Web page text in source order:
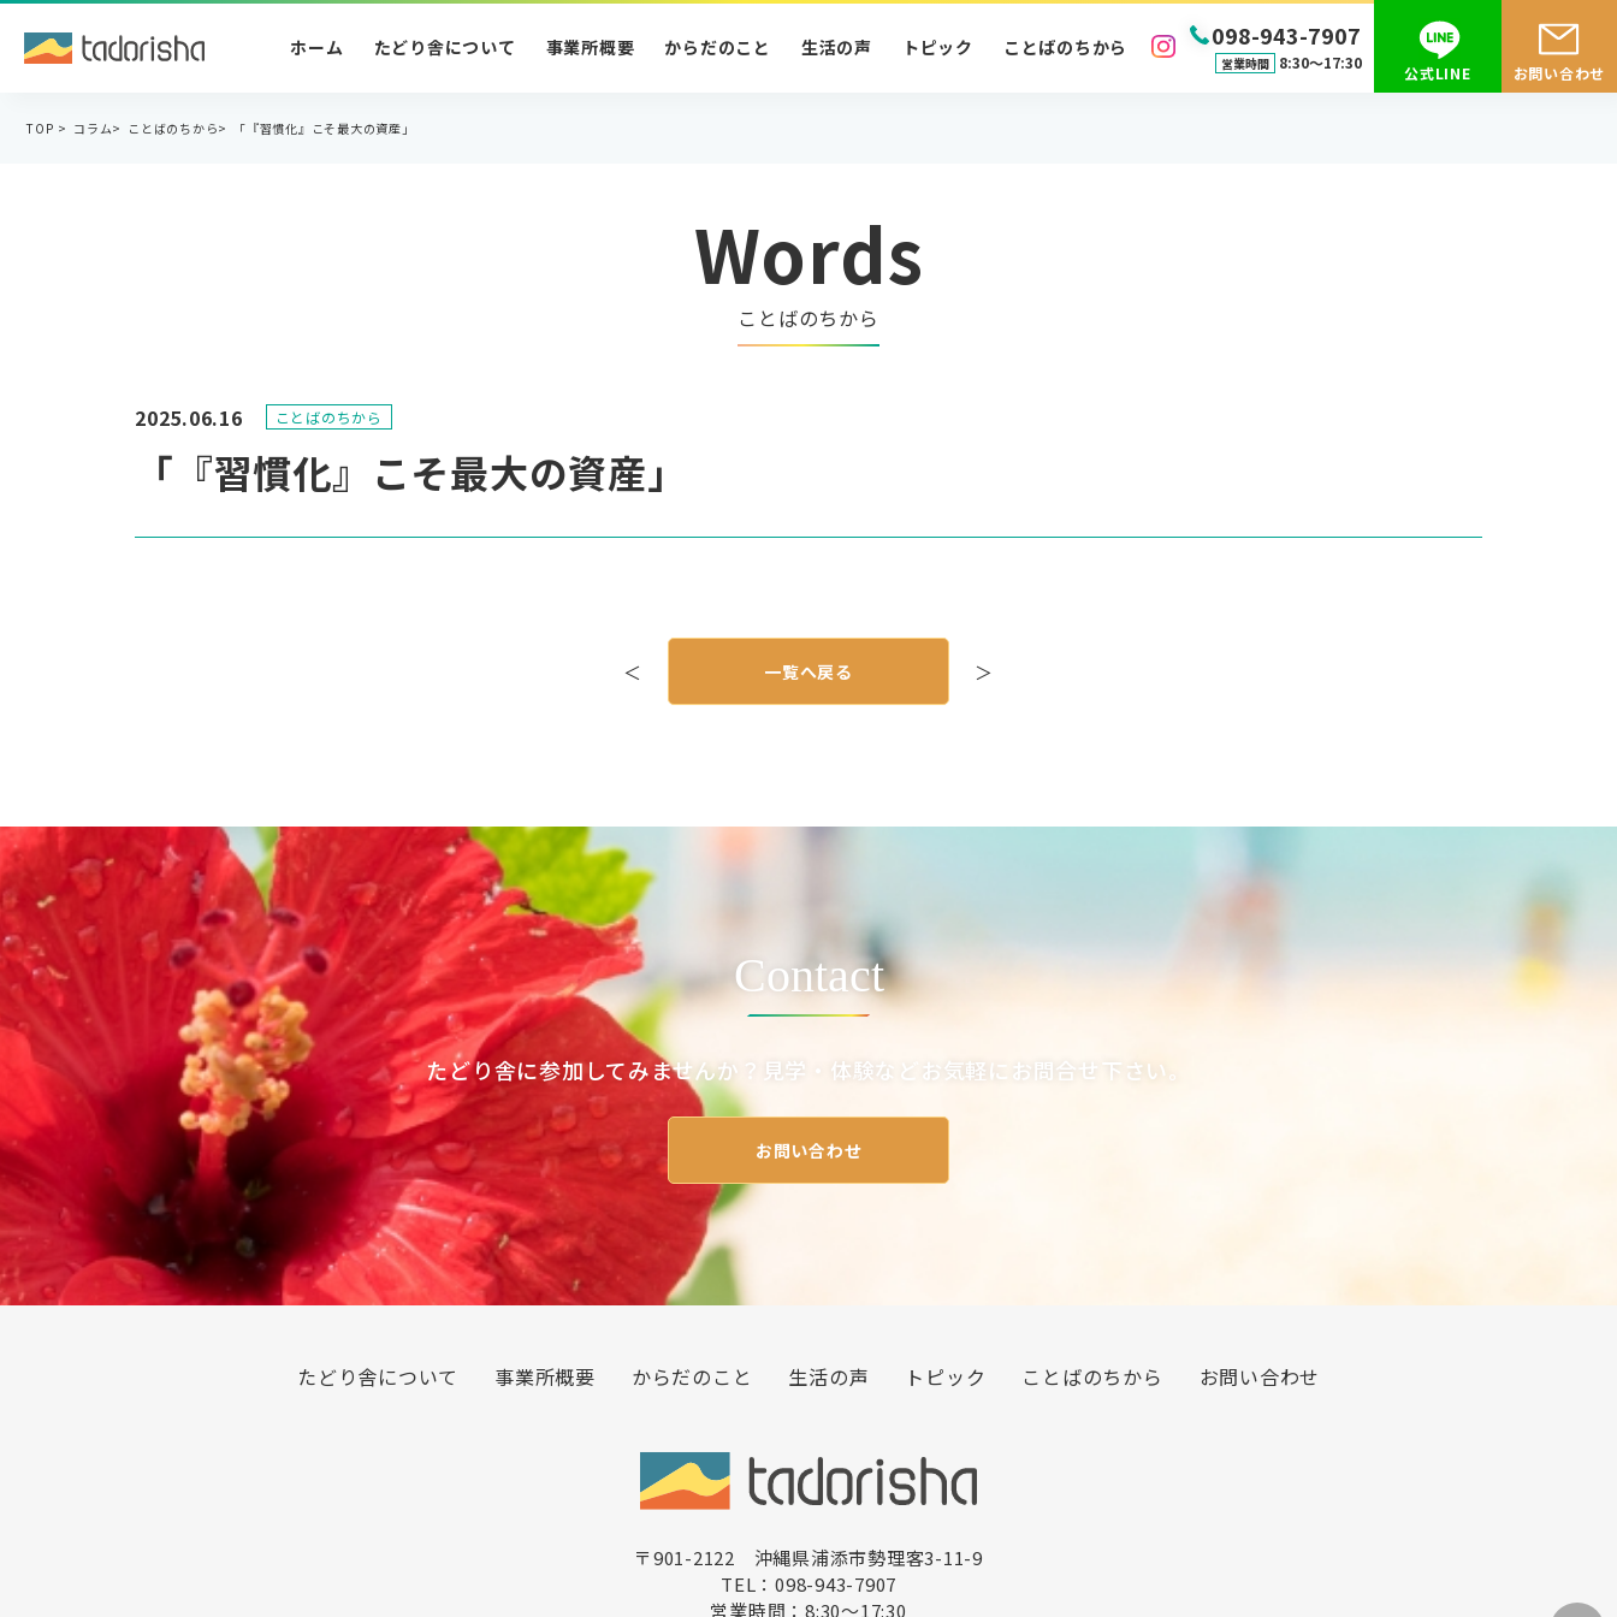
098-943-7907
営業時間 8:30〜17:30
ホーム たどり舎について 事業所概要 からだのこと 生活の声 トピック ことばのちから
公式LINE お問い合わせ
TOP > コラム> ことばのちから> 「『習慣化』こそ最大の資産」
Words
ことばのちから
「『習慣化』こそ最大の資産」
2025.06.16 ことばのちから
＜ ＞
一覧へ戻る
Contact
たどり舎に参加してみませんか？見学・体験などお気軽にお問合せ下さい。
お問い合わせ
たどり舎について 事業所概要 からだのこと 生活の声 トピック ことばのちから お問い合わせ
〒901-2122 沖縄県浦添市勢理客3-11-9
TEL：098-943-7907
営業時間：8:30〜17:30